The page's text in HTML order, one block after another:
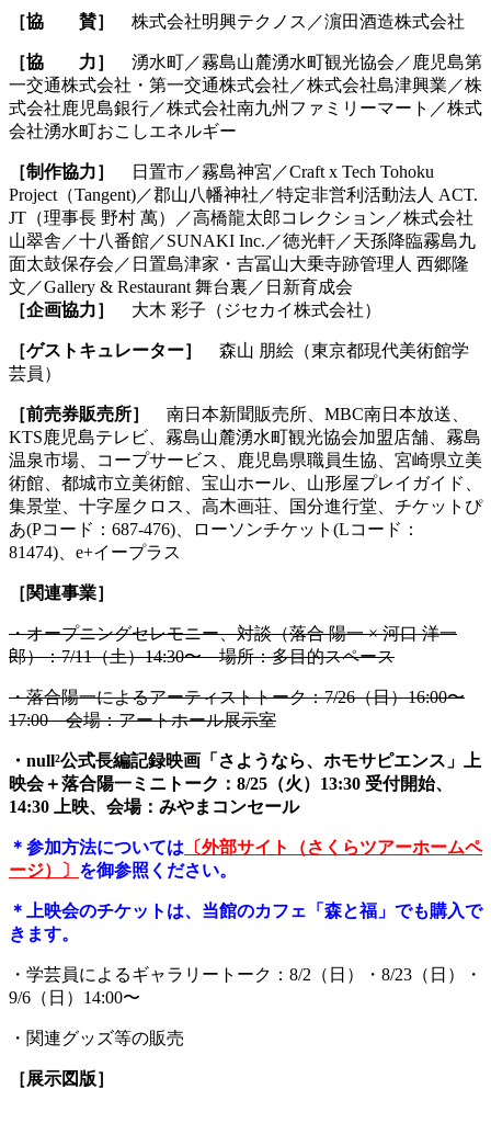
［協 賛］ 株式会社明興テクノス／濵田酒造株式会社
［協 力］
湧水町／霧島山麓湧水町観光協会／鹿児島第
一交通株式会社・第一交通株式会社／株式会社島津興業／株
式会社鹿児島銀行／株式会社南九州ファミリーマート／株式
会社湧水町おこしエネルギー
［制作協力］
日置市／霧島神宮／Craft x Tech Tohoku
Project（Tangent)／郡山八幡神社／特定非営利活動法人 ACT.
JT（理事長 野村 萬）／高橋龍太郎コレクション／株式会社
山翠舎／十八番館／SUNAKI Inc.／徳光軒／天孫降臨霧島九
面太鼓保存会／日置島津家・吉冨山大乗寺跡管理人 西郷隆
文／Gallery & Restaurant 舞台裏／日新育成会
［企画協力］
大木 彩子（ジセカイ株式会社）
［ゲストキュレーター］
森山 朋絵（東京都現代美術館学
芸員）
［前売券販売所］ 南日本新聞販売所、MBC南日本放送、
KTS鹿児島テレビ、霧島山麓湧水町観光協会加盟店舗、霧島
温泉市場、コープサービス、鹿児島県職員生協、宮崎県立美
術館、都城市立美術館、宝山ホール、山形屋プレイガイド、
集景堂、十字屋クロス、高木画荘、国分進行堂、チケットぴ
あ(Pコード：687-476)、ローソンチケット(Lコード：
81474)、e+イープラス
［関連事業］
・オープニングセレモニー、対談（落合 陽一 × 河口 洋一
郎）：7/11（土）14:30〜 場所：多目的スペース
・落合陽一によるアーティストトーク：7/26（日）16:00〜
17:00 会場：アートホール展示室
・null²公式長編記録映画「さようなら、ホモサピエンス」上
映会＋落合陽一ミニトーク：8/25（火）13:30 受付開始、
14:30 上映、会場：みやまコンセール
＊参加方法については 〔外部サイト（さくらツアーホームペ
ージ）〕 を御参照ください。
＊上映会のチケットは、当館のカフェ「森と福」でも購入で
きます。
・学芸員によるギャラリートーク：8/2（日）・8/23（日）・
9/6（日）14:00〜
・関連グッズ等の販売
［展示図版］